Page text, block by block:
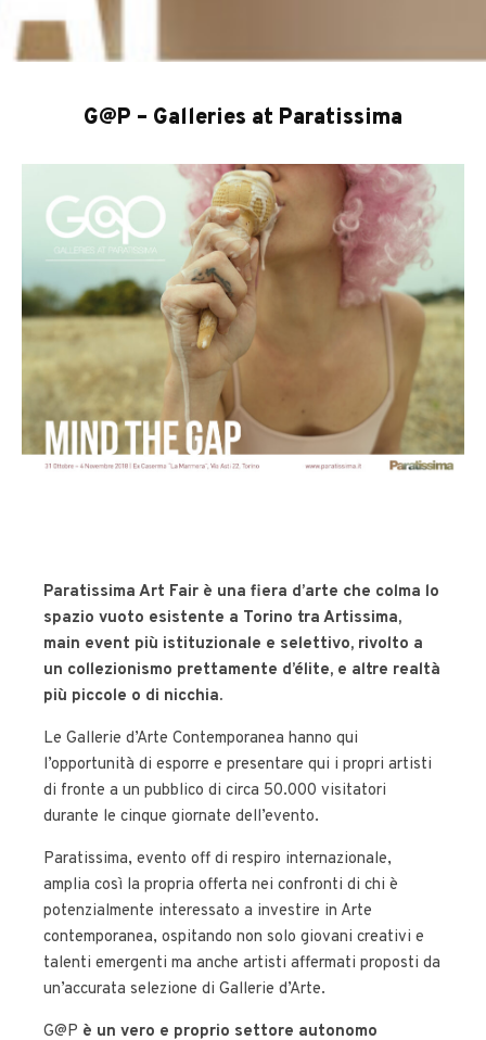
G@P – Galleries at Paratissima
Paratissima Art Fair è una fiera d’arte che colma lo
spazio vuoto esistente a Torino tra Artissima,
main event più istituzionale e selettivo, rivolto a
un collezionismo prettamente d’élite, e altre realtà
più piccole o di nicchia.
Le Gallerie d’Arte Contemporanea hanno qui
l’opportunità di esporre e presentare qui i propri artisti
di fronte a un pubblico di circa 50.000 visitatori
durante le cinque giornate dell’evento.
Paratissima, evento off di respiro internazionale,
amplia così la propria offerta nei confronti di chi è
potenzialmente interessato a investire in Arte
contemporanea, ospitando non solo giovani creativi e
talenti emergenti ma anche artisti affermati proposti da
un’accurata selezione di Gallerie d’Arte.
G@P è un vero e proprio settore autonomo